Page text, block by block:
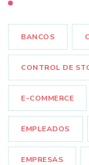
BANCOS
CONTROL DE
E-COMMERCE
EMPLEADOS
EMPRESAS